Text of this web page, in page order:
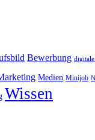
Bewerbung
Medien Minijob
Wissen